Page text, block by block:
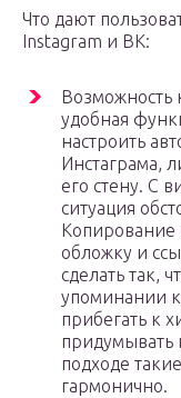
Что дают
Instagram и ВК:
удобная
настроить
Инстаграма,
его стену. С
ситуация
Копирование
обложку и
сделать так,
упоминании
прибегать к
придумывать
подходе
гармонично.